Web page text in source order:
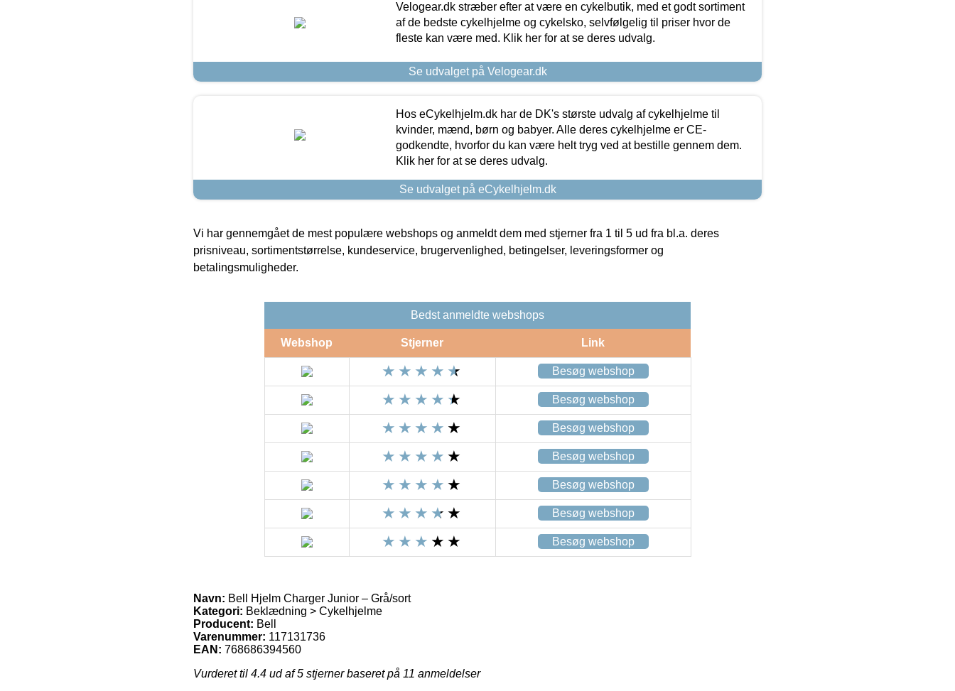
Velogear.dk stræber efter at være en cykelbutik, med et godt sortiment
af de bedste cykelhjelme og cykelsko, selvfølgelig til priser hvor de
fleste kan være med. Klik her for at se deres udvalg.
Se udvalget på Velogear.dk
Hos eCykelhjelm.dk har de DK's største udvalg af cykelhjelme til
kvinder, mænd, børn og babyer. Alle deres cykelhjelme er CE-
godkendte, hvorfor du kan være helt tryg ved at bestille gennem dem.
Klik her for at se deres udvalg.
Se udvalget på eCykelhjelm.dk
Vi har gennemgået de mest populære webshops og anmeldt dem med stjerner fra 1 til 5 ud fra bl.a. deres
prisniveau, sortimentstørrelse, kundeservice, brugervenlighed, betingelser, leveringsformer og
betalingsmuligheder.
Bedst anmeldte webshops
Webshop Stjerner Link
Besøg webshop
Besøg webshop
Besøg webshop
Besøg webshop
Besøg webshop
Besøg webshop
Besøg webshop
Navn: Bell Hjelm Charger Junior – Grå/sort
Kategori: Beklædning > Cykelhjelme
Producent: Bell
Varenummer: 117131736
EAN: 768686394560
Vurderet til 4.4 ud af 5 stjerner baseret på 11 anmeldelser